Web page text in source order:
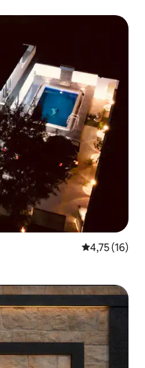
Gemiddelde
4,75 (16)